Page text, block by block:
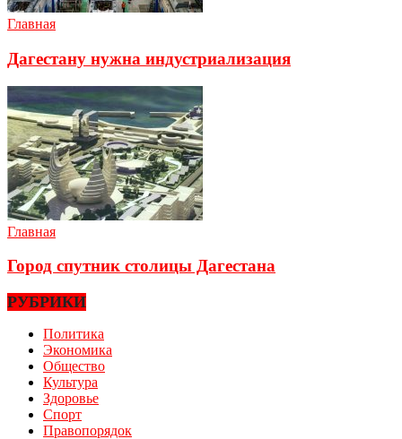
Главная
Дагестану нужна индустриализация
Главная
Город спутник столицы Дагестана
РУБРИКИ
Политика
Экономика
Общество
Культура
Здоровье
Спорт
Правопорядок